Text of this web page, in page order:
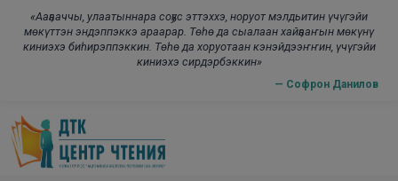
«Ааҕааччы, улаатыннара соҕус эттэххэ, норуот мэлдьитин үчүгэйи
мөкүттэн эндэппэккэ араарар. Төһө да сыалаан хайҕааҥын мөкүнү
киниэхэ биһирэппэккин. Төһө да хоруотаан кэнэйдээҥҥин, үчүгэйи
киниэхэ сирдэрбэккин»
— Софрон Данилов
Skip to main content